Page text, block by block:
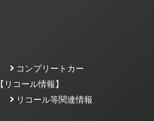
コンプリートカー
【リコール情報】
リコール等関連情報